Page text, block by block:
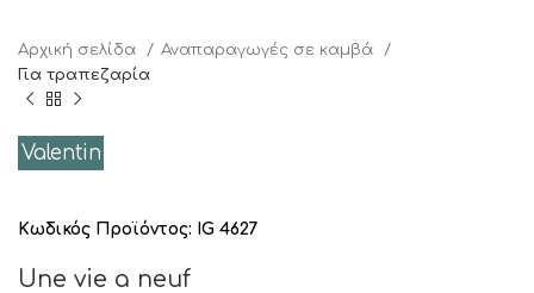
Αρχική σελίδα
Αναπαραγωγές σε καμβά
Για τραπεζαρία
Valentin
Κωδικός Προϊόντος: IG 4627
Une vie a neuf